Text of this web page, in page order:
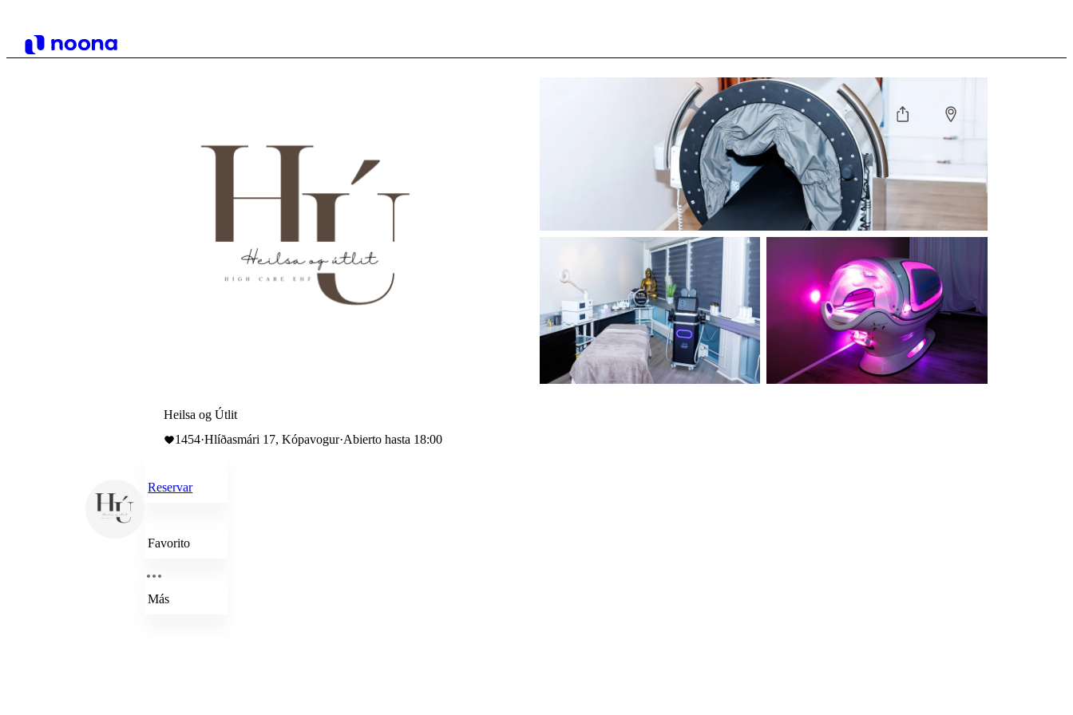
Heilsa og Útlit
1454·Hlíðasmári 17, Kópavogur·Abierto hasta 18:00
Reservar
Favorito
Más